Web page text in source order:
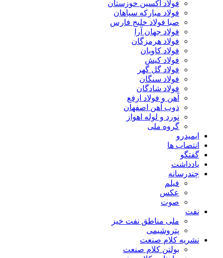
فولاد اکسین خوزستان
فولاد مبارکه سپاهان
صبا فولاد خلیج فارس
فولاد جهان آرا
فولاد هرمزگان
فولاد کاویان
فولاد کیش
فولاد گل گهر
فولاد سنگان
فولاد شادگان
آهن و فولاد ارفع
ذوب آهن اصفهان
نورد و لوله اهواز
گروه ملی
ایمیدرو
انتصاب ها
گفتگو
یادداشت
چندرسانه
فیلم
عکس
صوت
نفت
ملی مناطق نفت خیز
پتروشیمی
نشریه کلام صنعت
بولتن کلام صنعت